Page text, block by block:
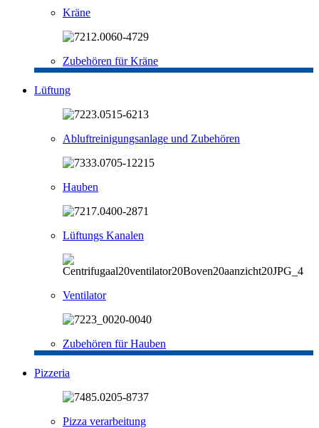
Kräne
Zubehören für Kräne
Lüftung
Abluftreinigungsanlage und Zubehören
Hauben
Lüftungs Kanalen
Ventilator
Zubehören für Hauben
Pizzeria
Pizza verarbeitung